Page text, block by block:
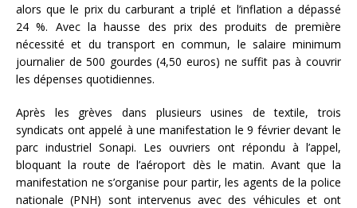
alors que le prix du carburant a triplé et l’inflation a dépassé
24 %. Avec la hausse des prix des produits de première
nécessité et du transport en commun, le salaire minimum
journalier de 500 gourdes (4,50 euros) ne suffit pas à couvrir
les dépenses quotidiennes.
Après les grèves dans plusieurs usines de textile, trois
syndicats ont appelé à une manifestation le 9 février devant le
parc industriel Sonapi. Les ouvriers ont répondu à l’appel,
bloquant la route de l’aéroport dès le matin. Avant que la
manifestation ne s’organise pour partir, les agents de la police
nationale (PNH) sont intervenus avec des véhicules et ont